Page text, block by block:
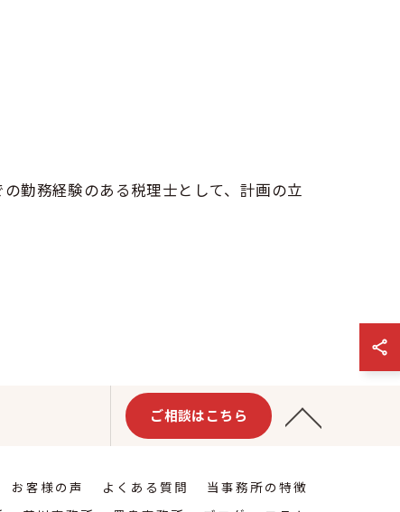
勤務経験のある税理士として、計画の立
ご相談はこちら
お客様の声 よくある質問
当事務所の特徴